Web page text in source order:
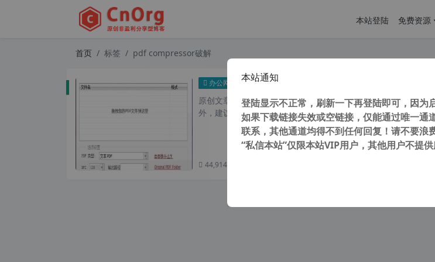
本站登陆 免费资源
首页 标签 pdf compressor破解
办公网络 PDF Compressor Pro v5.5.1 PDF文件压缩神器 汉
原创文章，转载请注明： 转载自cnorg.12hp.de 注意：由于网站
外，建议避开晚上的访问高峰期...
44,914 次浏览
本站通知
登陆显示不正常，刷新一下再登陆即可，因为
如果下载链接失效或空链接，仅能通过唯一通
联系，其他通道均得不到任何回复！请不要浪
“私信本站”仅限本站VIP用户，其他用户不提